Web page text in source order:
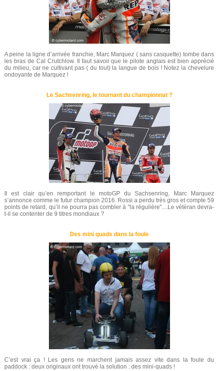
A peine la ligne d’arrivée franchie, Marc Marquez ( sans casquette) tombe dans
les bras de Cal Crutchlow. Il faut savoir que le pilote anglais est bien apprécié
du milieu, car ne cultivant pas ( du tout) la langue de bois ! Notez la chevelure
ondoyante de Marquez !
Le Sachsenring, le tournant du championnat ?
Il est clair qu’en remportant le motoGP du Sachsenring, Marc Marquez
s’annonce comme le futur champion 2016. Rossi a perdu très gros et compte 59
points de retard, qu’il ne pourra pas combler à "la régulière"....Le vétéran devra-
t-il se contenter de 9 titres mondiaux ?
Des mini quads dans la foule
C’est vrai ça ! Les gens ne marchent jamais assez vite dans la foule du
paddock : deux originaux ont trouvé la solution : des mini-quads !